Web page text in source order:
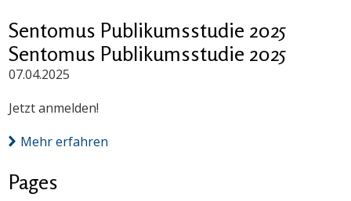
Sentomus Publikumsstudie 2025
Sentomus Publikumsstudie 2025
07.04.2025
Jetzt anmelden!
Mehr erfahren
Pages